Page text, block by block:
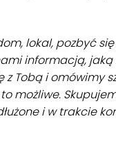
lokal, pozbyć
informacją,
Tobą i omówimy
możliwe.
i w trakcie